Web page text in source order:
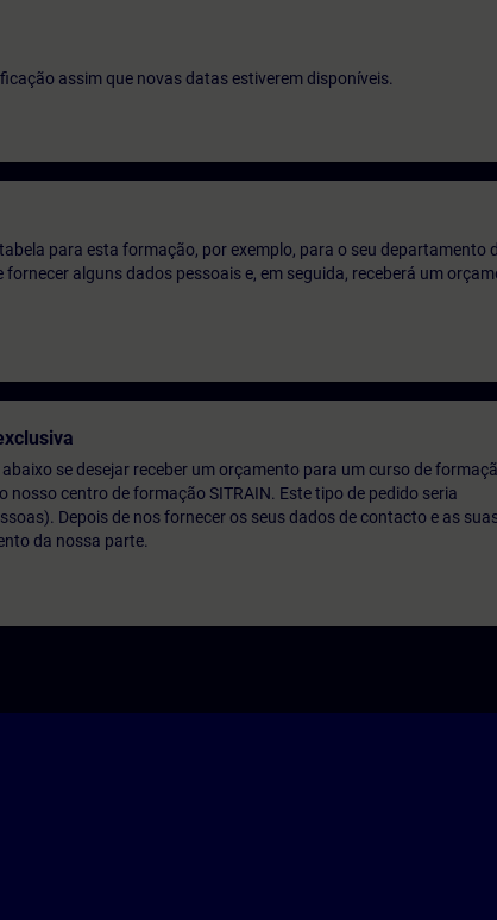
assim que novas datas estiverem disponíveis.
para esta formação, por exemplo, para o seu departamento
alguns dados pessoais e, em seguida, receberá um
se desejar receber um orçamento para um curso de
nosso centro de formação SITRAIN. Este tipo de pedido seria
Depois de nos fornecer os seus dados de contacto e as
da nossa parte.